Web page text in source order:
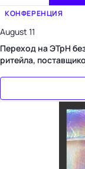
КОНФЕРЕНЦИЯ
August 11
Переход на ЭТрН